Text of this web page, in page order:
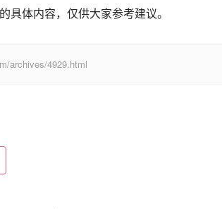
体内容，仅供大家参考建议。
archives/4929.html